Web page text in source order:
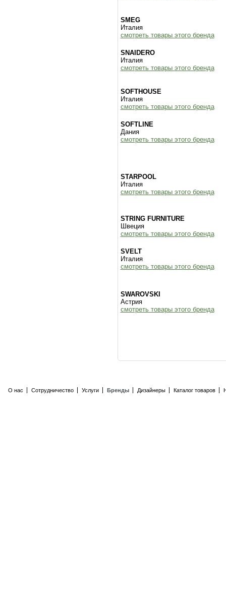
SMEG
Италия
смотреть товары этого бренда
SNAIDERO
Италия
смотреть товары этого бренда
SOFTHOUSE
Италия
смотреть товары этого бренда
SOFTLINE
Дания
смотреть товары этого бренда
STARPOOL
Италия
смотреть товары этого бренда
STRING FURNITURE
Швеция
смотреть товары этого бренда
SVELT
Италия
смотреть товары этого бренда
SWAROVSKI
Астрия
смотреть товары этого бренда
О нас Сотрудничество Услуги Бренды Дизайнеры Каталог товаров